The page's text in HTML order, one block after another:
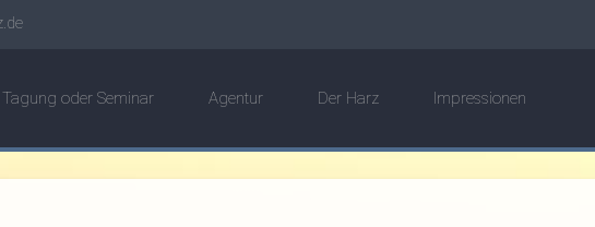
Tagung oder Seminar Agentur Der Harz Impressionen